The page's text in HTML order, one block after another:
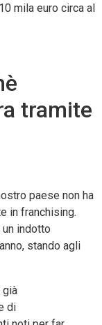
mila euro circa al
tramite
paese non ha
in franchising.
indotto
stando agli
già
di